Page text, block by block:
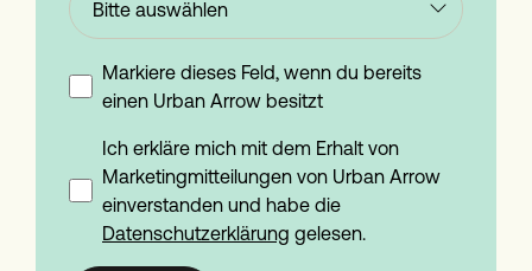
Markiere dieses Feld, wenn du bereits
einen Urban Arrow besitzt
Ich erkläre mich mit dem Erhalt von
Marketingmitteilungen von Urban Arrow
einverstanden und habe die
Datenschutzerklärung gelesen.